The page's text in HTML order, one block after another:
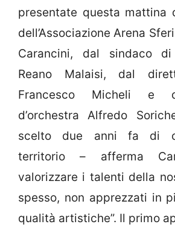
presentate questa mattina
dell’Associazione Arena
Carancini, dal sindaco di
Reano Malaisi, dal
Francesco Micheli e
d’orchestra Alfredo
scelto due anni fa di
territorio – afferma
valorizzare i talenti della
spesso, non apprezzati in
qualità artistiche”. Il primo